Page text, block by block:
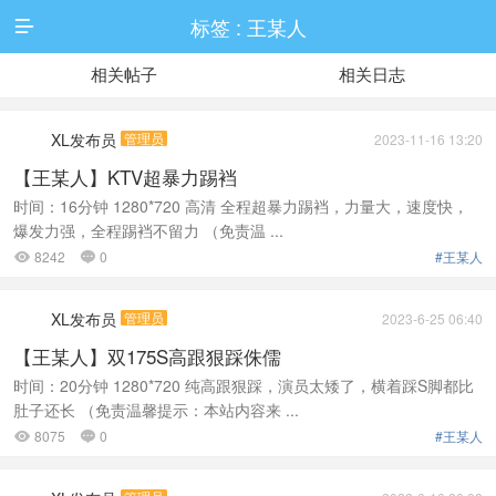
 标签 : 王某人
相关帖子 相关日志
2023-11-16 13:20
XL发布员 管理员
【王某人】KTV超暴力踢裆
时间：16分钟 1280*720 高清 全程超暴力踢裆，力量大，速度快，
爆发力强，全程踢裆不留力 （免责温 ...
#王某人
 8242  0
2023-6-25 06:40
XL发布员 管理员
【王某人】双175S高跟狠踩侏儒
时间：20分钟 1280*720 纯高跟狠踩，演员太矮了，横着踩S脚都比
肚子还长 （免责温馨提示：本站内容来 ...
#王某人
 8075  0